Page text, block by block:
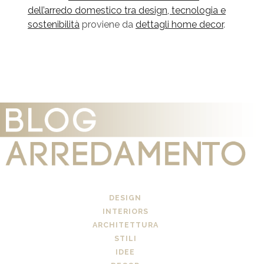
dell’arredo domestico tra design, tecnologia e
sostenibilitàproviene da dettagli home decor.
DESIGN
INTERIORS
ARCHITETTURA
STILI
IDEE